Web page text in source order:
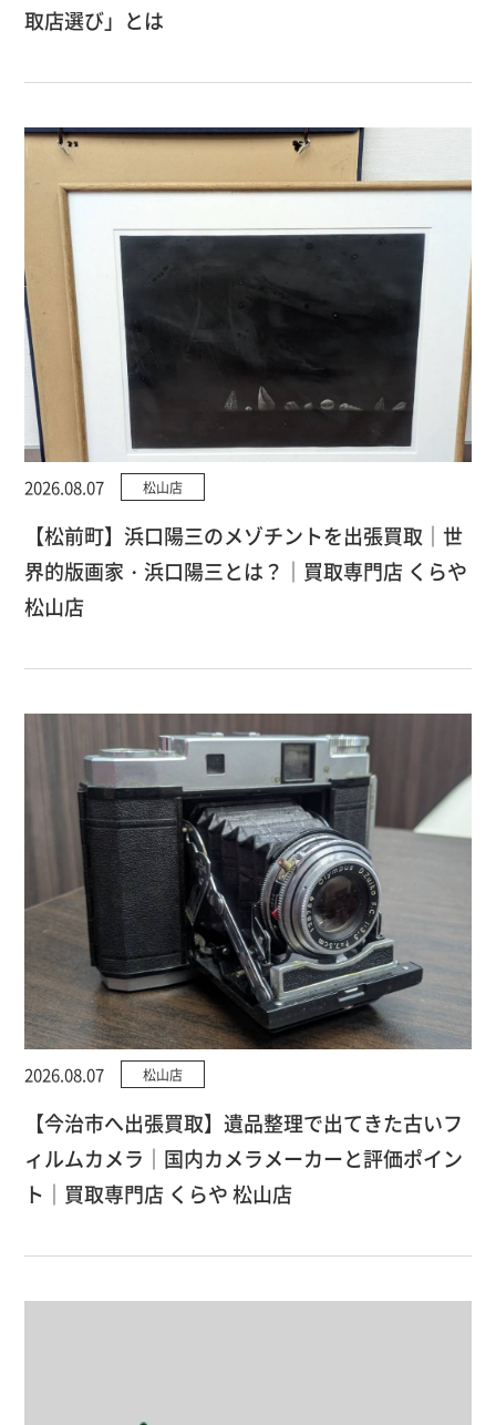
取店選び」とは
2026.08.07 松山店
【松前町】浜口陽三のメゾチントを出張買取｜世
界的版画家・浜口陽三とは？｜買取専門店 くらや
松山店
2026.08.07 松山店
【今治市へ出張買取】遺品整理で出てきた古いフ
ィルムカメラ｜国内カメラメーカーと評価ポイン
ト｜買取専門店 くらや 松山店